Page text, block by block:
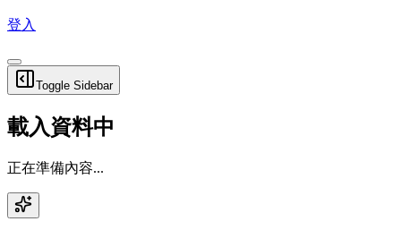
登入
Toggle Sidebar
載入資料中
正在準備內容...